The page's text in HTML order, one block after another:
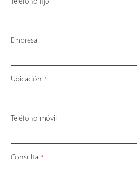
Teléfono fijo
Empresa
Ubicación *
Teléfono móvil
Consulta *